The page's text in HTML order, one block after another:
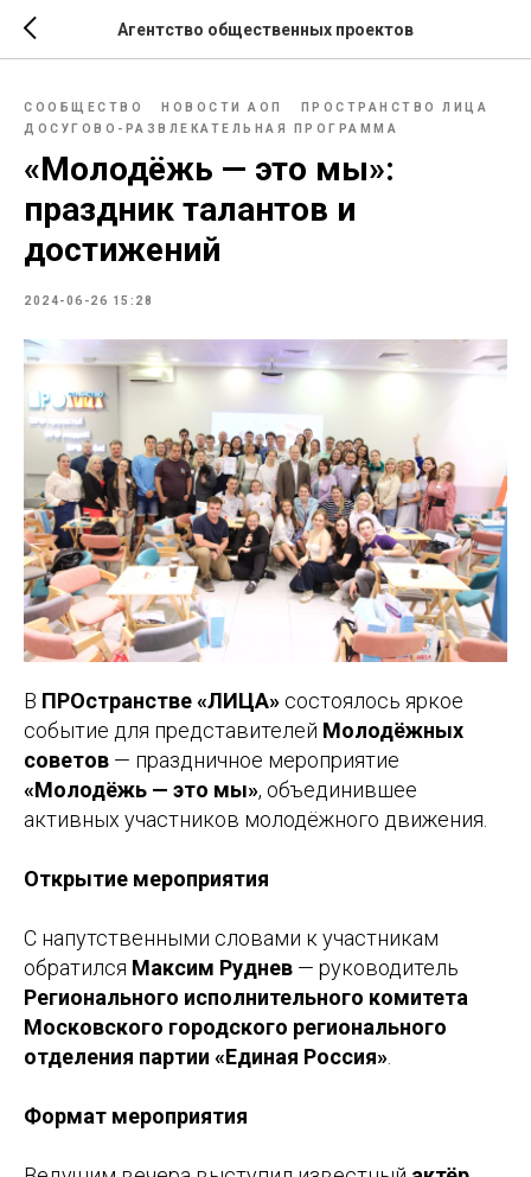
Агентство общественных проектов
СООБЩЕСТВО НОВОСТИ АОП
ПРОСТРАНСТВО ЛИЦА
ДОСУГОВО-РАЗВЛЕКАТЕЛЬНАЯ ПРОГРАММА
«Молодёжь — это мы»:
праздник талантов и
достижений
2024-06-26 15:28
В ПРОстранстве «ЛИЦА» состоялось яркое
событие для представителей Молодёжных
советов — праздничное мероприятие
«Молодёжь — это мы», объединившее
активных участников молодёжного движения.
Открытие мероприятия
С напутственными словами к участникам
обратился Максим Руднев — руководитель
Регионального исполнительного комитета
Московского городского регионального
отделения партии «Единая Россия»
Формат мероприятия